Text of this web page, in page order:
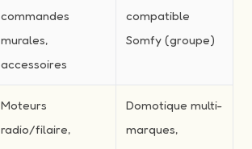
commandes
murales,
accessoires
compatible
Somfy (groupe)
Moteurs
radio/filaire,
Domotique multi-
marques,